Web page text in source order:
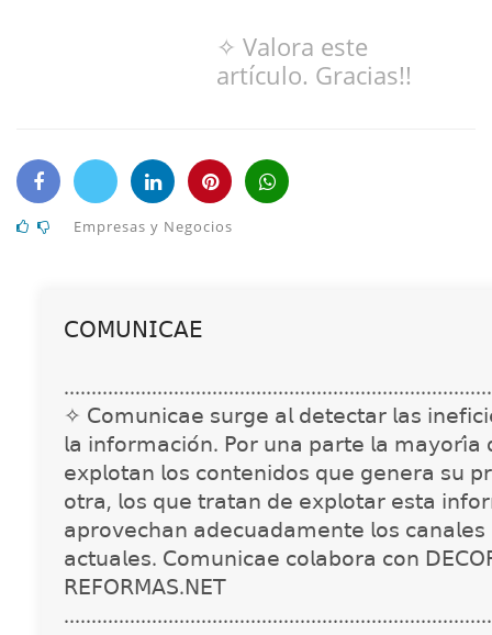
✧ Valora este
artículo. Gracias!!
Empresas y Negocios
𝖢𝖮𝖬𝖴𝖭𝖨𝖢𝖠𝖤
✧ 𝖢𝗈𝗆𝗎𝗇𝗂𝖼𝖺𝖾 𝗌𝗎𝗋𝗀𝖾 𝖺𝗅 𝖽𝖾𝗍𝖾𝖼𝗍𝖺𝗋 𝗅𝖺𝗌
𝗅𝖺 𝗂𝗇𝖿𝗈𝗋𝗆𝖺𝖼𝗂𝗈́𝗇. 𝖯𝗈𝗋 𝗎𝗇𝖺 𝗉𝖺𝗋𝗍𝖾 𝗅𝖺
𝖾𝗑𝗉𝗅𝗈𝗍𝖺𝗇 𝗅𝗈𝗌 𝖼𝗈𝗇𝗍𝖾𝗇𝗂𝖽𝗈𝗌 𝗊𝗎𝖾 𝗀𝖾𝗇𝖾𝗋𝖺 𝗌𝗎
𝗈𝗍𝗋𝖺, 𝗅𝗈𝗌 𝗊𝗎𝖾 𝗍𝗋𝖺𝗍𝖺𝗇 𝖽𝖾 𝖾𝗑𝗉𝗅𝗈𝗍𝖺𝗋 𝖾𝗌𝗍𝖺
𝖺𝗉𝗋𝗈𝗏𝖾𝖼𝗁𝖺𝗇 𝖺𝖽𝖾𝖼𝗎𝖺𝖽𝖺𝗆𝖾𝗇𝗍𝖾 𝗅𝗈𝗌
𝖺𝖼𝗍𝗎𝖺𝗅𝖾𝗌. 𝖢𝗈𝗆𝗎𝗇𝗂𝖼𝖺𝖾 𝖼𝗈𝗅𝖺𝖻𝗈𝗋𝖺 𝖼𝗈𝗇
𝖱𝖤𝖥𝖮𝖱𝖬𝖠𝖲.𝖭𝖤𝖳